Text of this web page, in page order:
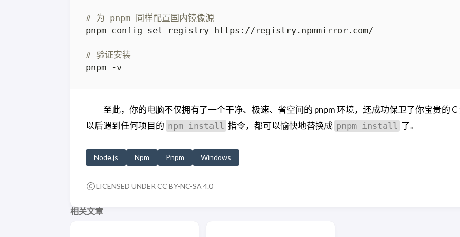
# 为 pnpm 同样配置国内镜像源
pnpm config set
# 验证安装
至此，你的电脑不仅拥有了一个干净、极速、省空间的 pnpm 环境，还成功保卫了你宝贵的
以后遇到任何项目的 npm install 指令，都可以愉快地替换成 pnpm install 了。
Node.js Npm Pnpm Windows
LICENSED UNDER CC BY-NC-SA 4.0
相关文章